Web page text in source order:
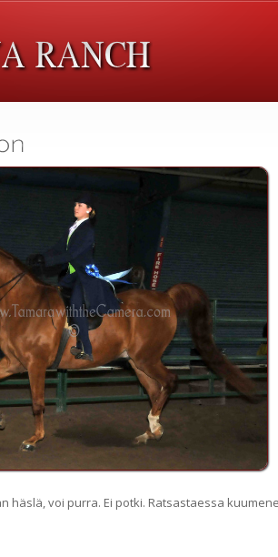
häslä, voi purra. Ei potki. Ratsastaessa